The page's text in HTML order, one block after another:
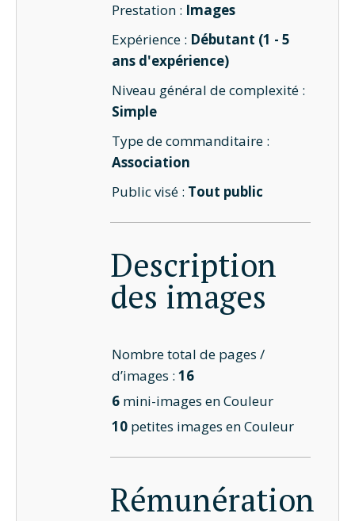
Prestation : Images
Expérience : Débutant (1 - 5
ans d'expérience)
Niveau général de complexité :
Simple
Type de commanditaire :
Association
Public visé : Tout public
Description
des images
Nombre total de pages /
d’images :16
6 mini-images en Couleur
10 petites images en Couleur
Rémunération